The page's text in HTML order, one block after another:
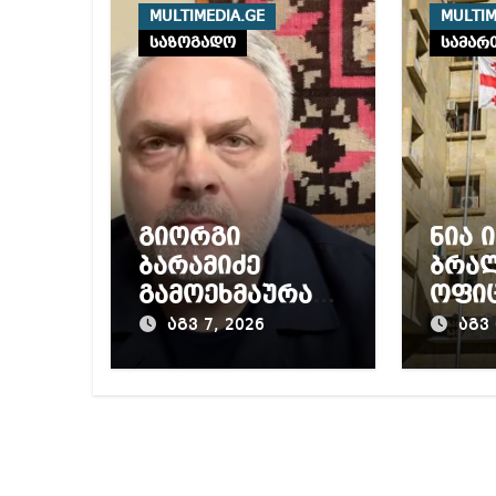
MULTIMEDIA.GE
საზოგადო
გიორგი
ბარამიძე
გამოეხმაურა
პროკურატურის
აგვ 7, 2026
ნია
აგვ